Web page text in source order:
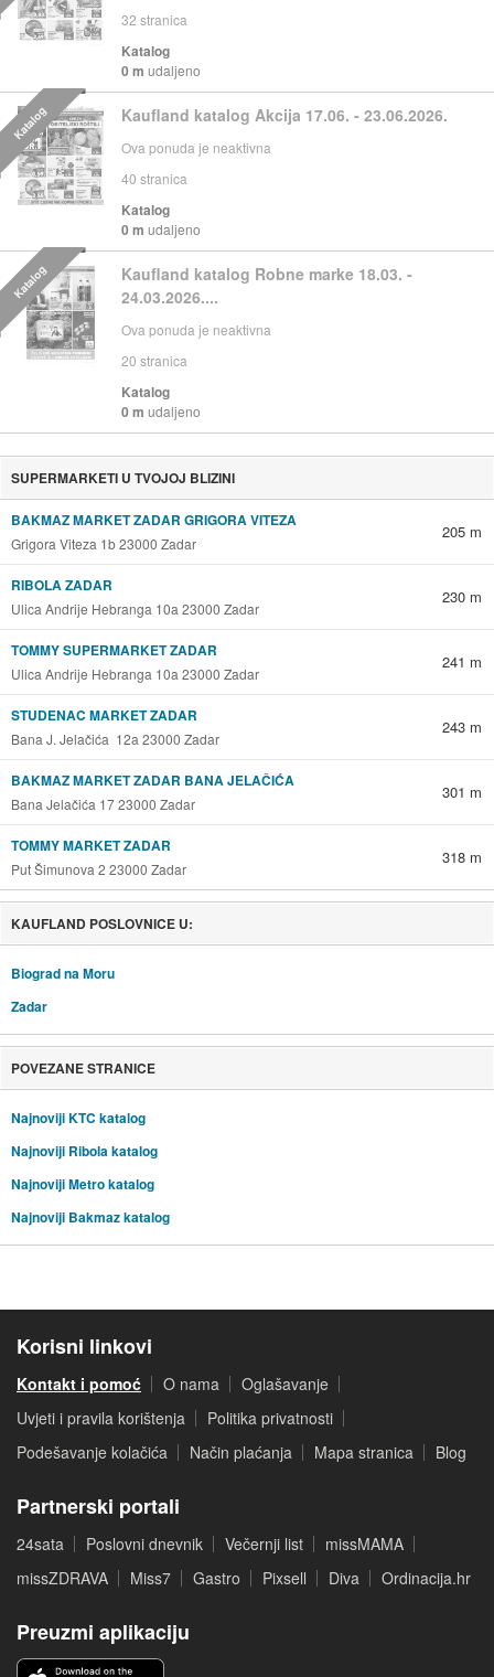
32 stranica
Katalog
0 m udaljeno
Kaufland katalog Akcija 17.06. - 23.06.2026.
Ova ponuda je neaktivna
40 stranica
Katalog
0 m udaljeno
Katalog
Kaufland katalog Robne marke 18.03. -
24.03.2026....
Ova ponuda je neaktivna
20 stranica
Katalog
0 m udaljeno
Katalog
SUPERMARKETI U TVOJOJ BLIZINI
BAKMAZ MARKET ZADAR GRIGORA VITEZA
Grigora Viteza 1b 23000 Zadar
205 m
RIBOLA ZADAR
Ulica Andrije Hebranga 10a 23000 Zadar
230 m
TOMMY SUPERMARKET ZADAR
Ulica Andrije Hebranga 10a 23000 Zadar
241 m
STUDENAC MARKET ZADAR
Bana J. Jelačića 12a 23000 Zadar
243 m
BAKMAZ MARKET ZADAR BANA JELAČIĆA
Bana Jelačića 17 23000 Zadar
301 m
TOMMY MARKET ZADAR
Put Šimunova 2 23000 Zadar
318 m
KAUFLAND POSLOVNICE U:
Biograd na Moru
Zadar
POVEZANE STRANICE
Najnoviji KTC katalog
Najnoviji Ribola katalog
Najnoviji Metro katalog
Najnoviji Bakmaz katalog
Korisni linkovi
Kontakt i pomoć O nama
Oglašavanje
Uvjeti i pravila korištenja
Politika privatnosti
Podešavanje kolačića
Način plaćanja Mapa stranica Blog
Partnerski portali
24sata Poslovni dnevnik Večernji list
missMAMA
missZDRAVA
Miss7 Gastro Pixsell Diva Ordinacija.hr
Preuzmi aplikaciju